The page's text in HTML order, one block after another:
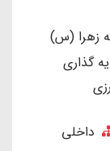
زهرا (س)
گذاری
داخلی